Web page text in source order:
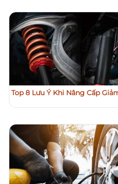
Top 8 Lưu Ý Khi Nâng Cấp